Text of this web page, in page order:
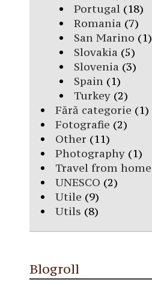
Portugal(18)
Romania (7)
San Marino (1)
Slovakia (5)
Slovenia (3)
Spain(1)
Turkey(2)
Fără categorie (1)
Fotografie (2)
Other (11)
Photography (1)
Travel from home
UNESCO (2)
Utile (9)
Utils (8)
Blogroll